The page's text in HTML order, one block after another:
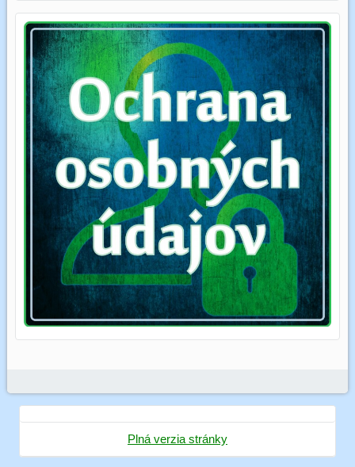
Plná verzia stránky